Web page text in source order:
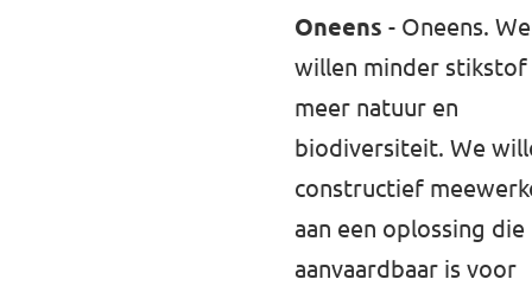
Oneens - Oneens. We
willen minder stikstof
meer natuur en
biodiversiteit. We
constructief
aan een oplossing die
aanvaardbaar is voor